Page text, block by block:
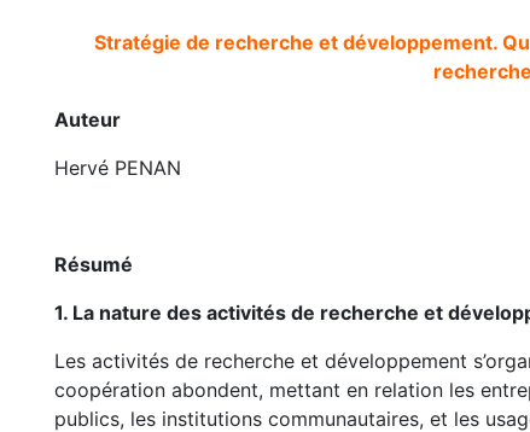
Stratégie de recherche et développement.
recherche
Auteur
Hervé PENAN
Résumé
1. La nature des activités de recherche et
Les activités de recherche et développement
coopération abondent, mettant en relation les
publics, les institutions communautaires, et les